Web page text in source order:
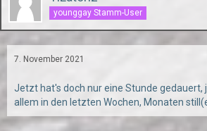
younggay Stamm-User
7. November 2021
Jetzt hat's doch nur eine Stunde gedauert,
allem in den letzten Wochen, Monaten